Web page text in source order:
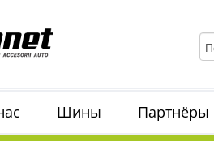
Шины Партнёры